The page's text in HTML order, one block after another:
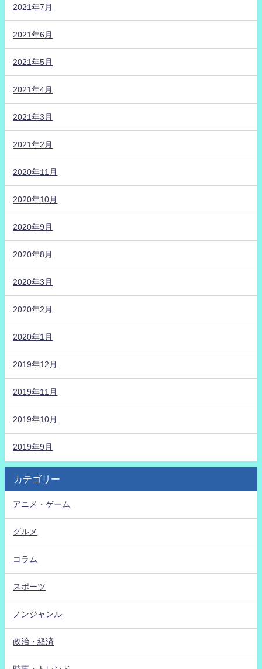
2021年7月
2021年6月
2021年5月
2021年4月
2021年3月
2021年2月
2020年11月
2020年10月
2020年9月
2020年8月
2020年3月
2020年2月
2020年1月
2019年12月
2019年11月
2019年10月
2019年9月
カテゴリー
アニメ・ゲーム
グルメ
コラム
スポーツ
ノンジャンル
政治・経済